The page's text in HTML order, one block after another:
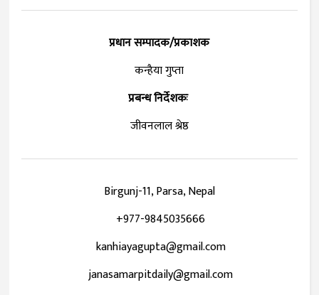
प्रधान सम्पादक/प्रकाशक
कन्हैया गुप्ता
प्रबन्ध निर्देशकः
जीवनलाल श्रेष्ठ
Birgunj-11, Parsa, Nepal
+977-9845035666
kanhiayagupta@gmail.com
janasamarpitdaily@gmail.com